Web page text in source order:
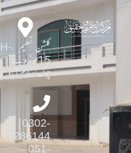
گلشن تعلیم ،H-
15موٹروے
چوک اسلام آباد
0302-
7286144
051-